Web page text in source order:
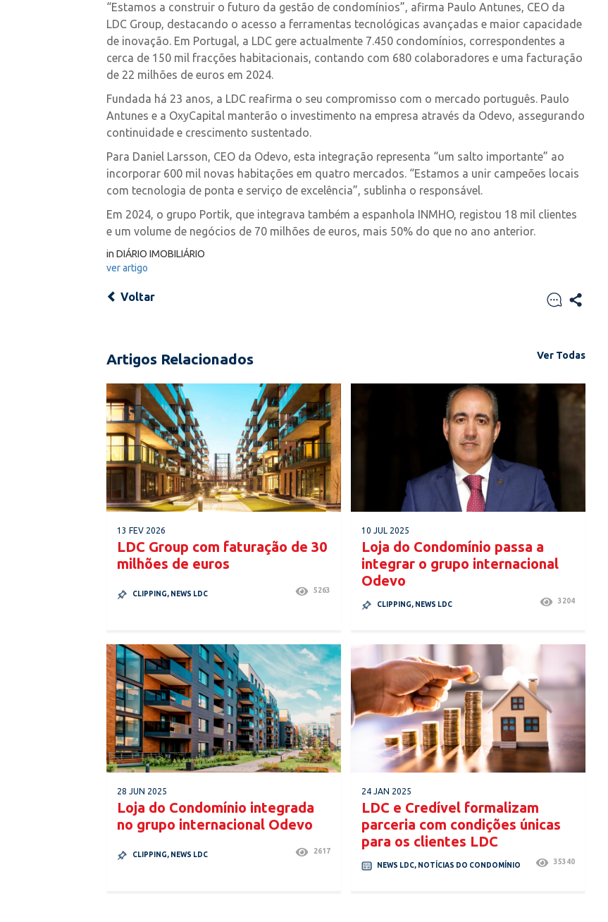
“Estamos a construir o futuro da gestão de condomínios”, afirma Paulo Antunes, CEO da
LDC Group, destacando o acesso a ferramentas tecnológicas avançadas e maior capacidade
de inovação. Em Portugal, a LDC gere actualmente 7.450 condomínios, correspondentes a
cerca de 150 mil fracções habitacionais, contando com 680 colaboradores e uma facturação
de 22 milhões de euros em 2024.
Fundada há 23 anos, a LDC reafirma o seu compromisso com o mercado português. Paulo
Antunes e a OxyCapital manterão o investimento na empresa através da Odevo, assegurando
continuidade e crescimento sustentado.
Para Daniel Larsson, CEO da Odevo, esta integração representa “um salto importante” ao
incorporar 600 mil novas habitações em quatro mercados. “Estamos a unir campeões locais
com tecnologia de ponta e serviço de excelência”, sublinha o responsável.
Em 2024, o grupo Portik, que integrava também a espanhola INMHO, registou 18 mil clientes
e um volume de negócios de 70 milhões de euros, mais 50% do que no ano anterior.
in DIÁRIO IMOBILIÁRIO
ver artigo
Voltar
Artigos Relacionados Ver Todas
13 FEV 2026
LDC Group com faturação de 30
milhões de euros
CLIPPING, NEWS LDC 5263
10 JUL 2025
Loja do Condomínio passa a
integrar o grupo internacional
Odevo
CLIPPING, NEWS LDC 3204
28 JUN 2025
Loja do Condomínio integrada
no grupo internacional Odevo
CLIPPING, NEWS LDC 2617
24 JAN 2025
LDC e Credível formalizam
parceria com condições únicas
para os clientes LDC
NEWS LDC, NOTÍCIAS DO CONDOMÍNIO 35340